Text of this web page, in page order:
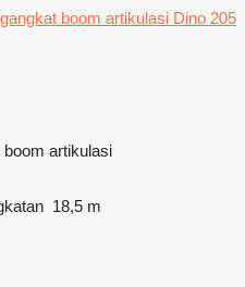
boom artikulasi Dino 205
artikulasi
18,5 m